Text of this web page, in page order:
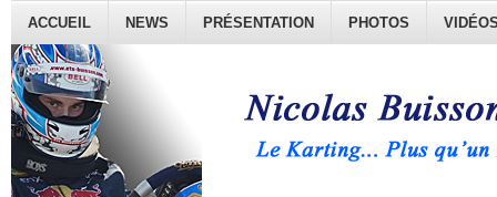
ACCUEIL NEWS PRÉSENTATION PHOTOS